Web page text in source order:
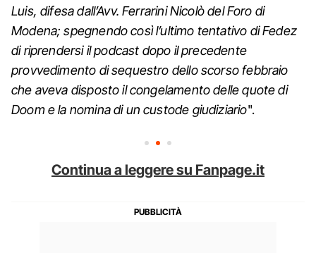
Luis, difesa dall’Avv. Ferrarini Nicolò del Foro di
Modena; spegnendo così l’ultimo tentativo di Fedez
di riprendersi il podcast dopo il precedente
provvedimento di sequestro dello scorso febbraio
che aveva disposto il congelamento delle quote di
Doom e la nomina di un custode giudiziario".
Continua a leggere su Fanpage.it